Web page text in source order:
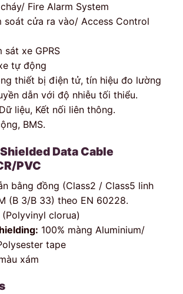
Fire Alarm System
soát cửa ra vào/ Access Control
sát xe GPRS
tự động
thiết bị điện tử, tín hiệu đo lường
dẫn với độ nhiễu tối thiểu.
liệu, Kết nối liên thông.
BMS.
Shielded Data Cable
PVC
bằng đồng (Class2 / Class5 linh
(B 3/B 33) theo EN 60228.
(Polyvinyl clorua)
100% màng Aluminium/
tape
xám